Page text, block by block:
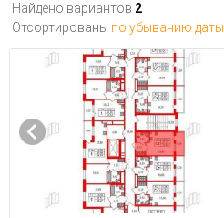
Найдено вариантов 2
Отсортированы по убыванию даты